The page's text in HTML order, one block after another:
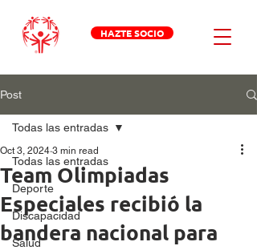
HAZTE SOCIO
Post
Todas las entradas
Deporte
Discapacidad
Salud
Todas las entradas
Team Olimpiadas
Especiales recibió la
bandera nacional para
Oct 3, 2024 3 min read